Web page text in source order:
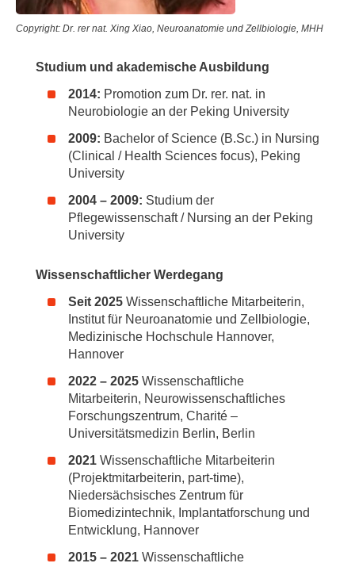
Copyright: Dr. rer nat. Xing Xiao, Neuroanatomie und Zellbiologie, MHH
Studium und akademische Ausbildung
2014: Promotion zum Dr. rer. nat. in
Neurobiologie an der Peking University
2009: Bachelor of Science (B.Sc.) in Nursing
(Clinical / Health Sciences focus), Peking
University
2004 – 2009: Studium der
Pflegewissenschaft / Nursing an der Peking
University
Wissenschaftlicher Werdegang
Seit 2025 Wissenschaftliche Mitarbeiterin,
Institut für Neuroanatomie und Zellbiologie,
Medizinische Hochschule Hannover,
Hannover
2022 – 2025 Wissenschaftliche
Mitarbeiterin, Neurowissenschaftliches
Forschungszentrum, Charité –
Universitätsmedizin Berlin, Berlin
2021 Wissenschaftliche Mitarbeiterin
(Projektmitarbeiterin, part-time),
Niedersächsisches Zentrum für
Biomedizintechnik, Implantatforschung und
Entwicklung, Hannover
2015 – 2021 Wissenschaftliche